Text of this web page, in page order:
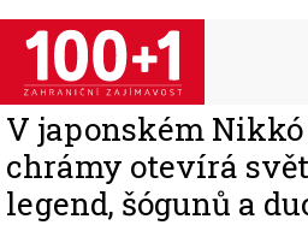
Přejít
hlavnímu
obsahu
V japonském
chrámy otevírá
legend, šógunů a